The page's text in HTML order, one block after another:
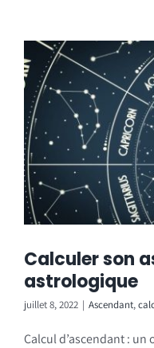
Calculer son
astrologique
juillet 8, 2022 | Ascendant,
Calcul d’ascendant :